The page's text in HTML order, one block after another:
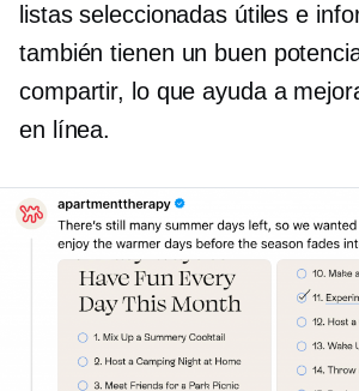
listas seleccionadas útiles e
también tienen un buen
compartir, lo que ayuda a
en línea.